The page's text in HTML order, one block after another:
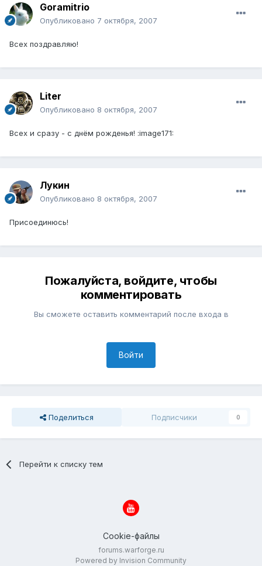
Goramitrio
Опубликовано 7 октября, 2007
Всех поздравляю!
Liter
Опубликовано 8 октября, 2007
Всех и сразу - с днём рожденья! :image171:
Лукин
Опубликовано 8 октября, 2007
Присоединюсь!
Пожалуйста, войдите, чтобы
комментировать
Вы сможете оставить комментарий после входа в
Войти
Поделиться Подписчики 0
Перейти к списку тем
Cookie-файлы
forums.warforge.ru
Powered by Invision Community